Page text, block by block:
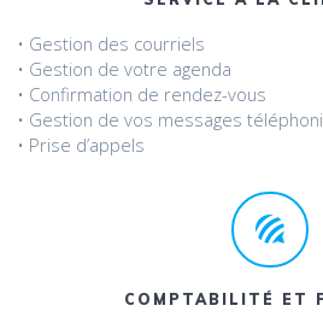
• Gestion des courriels
• Gestion de votre agenda
• Confirmation de rendez-vous
• Gestion de vos messages
• Prise d’appels
COMPTABILITÉ ET